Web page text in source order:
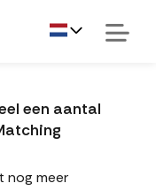
een aantal
nog meer